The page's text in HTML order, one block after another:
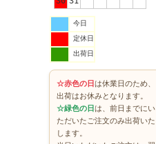
今日
定休日
出荷日
☆赤色の日は休業日のため、
出荷はお休みとなります。
☆緑色の日は、前日までにい
ただいたご注文のみ出荷いた
します。